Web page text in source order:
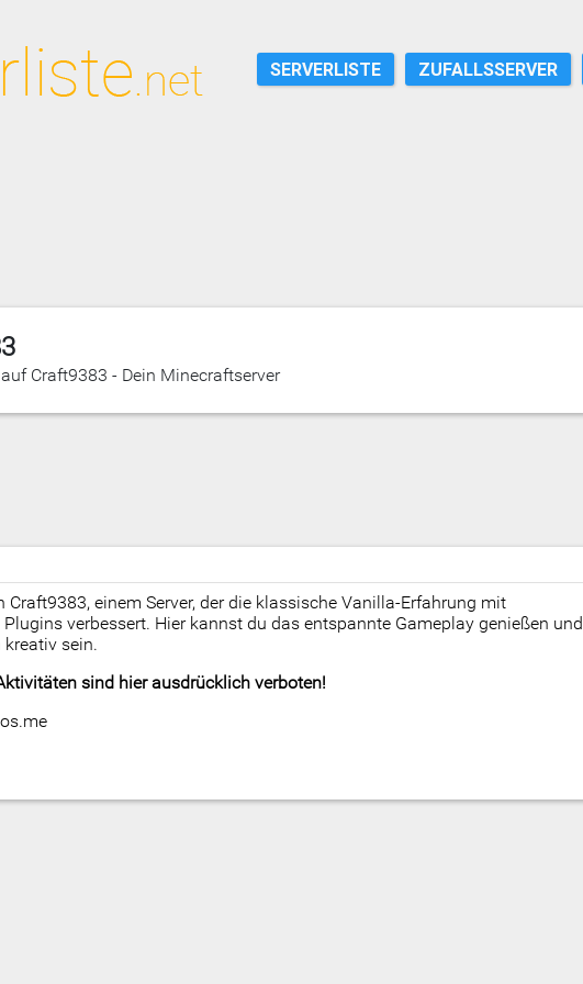
SERVERLISTE ZUFALLSSERVER
Craft9383 - Dein Minecraftserver
Craft9383, einem Server, der die klassische Vanilla-Erfahrung mit
verbessert. Hier kannst du das entspannte Gameplay genießen und
sein.
sind hier ausdrücklich verboten!